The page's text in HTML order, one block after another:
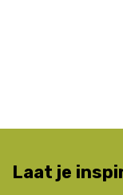
Laat je